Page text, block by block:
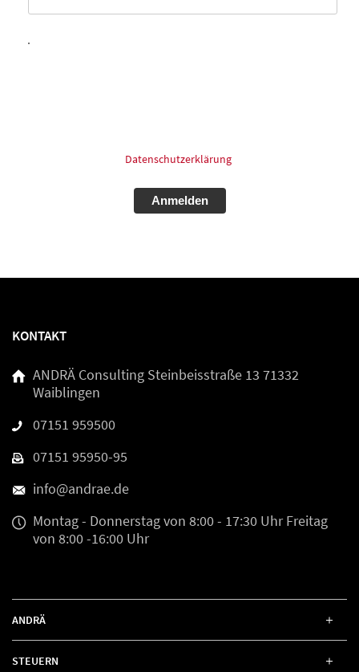
Datenschutzerklärung
KONTAKT
ANDRÄ Consulting Steinbeisstraße 13 71332
Waiblingen
07151 959500
07151 95950-95
info@andrae.de
Montag - Donnerstagvon 8:00 - 17:30 UhrFreitag
von 8:00 -16:00 Uhr
ANDRÄ
STEUERN